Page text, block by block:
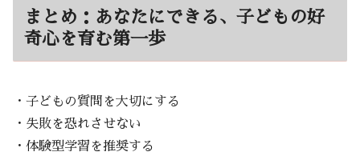
まとめ：あなたにできる、子どもの好
奇心を育む第一歩
・子どもの質問を大切にする
・失敗を恐れさせない
・体験型学習を推奨する